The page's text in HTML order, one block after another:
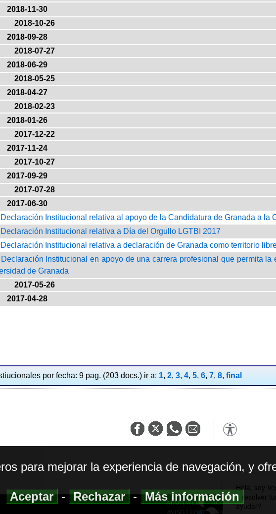
2018-11-30
2018-10-26
2018-09-28
2018-07-27
2018-06-29
2018-05-25
2018-04-27
2018-02-23
2018-01-26
2017-12-22
2017-11-24
2017-10-27
2017-09-29
2017-07-28
2017-06-30
Institucional relativa al apoyo de la Candidatura de Granada a la
Institucional relativa a Día del Orgullo LGTBI 2017
Institucional relativa a declaración de Granada como territorio
Institucional en apoyo de una carrera profesional que permita
de Granada
2017-05-26
2017-04-28
por fecha: 9 pag. (203 docs.) ir a: 1, 2, 3, 4, 5, 6, 7, 8, final
MAPA WEB|ACCESIBILIDAD
AVISO LEGAL| POLITICA DE
para mejorar la experiencia de navegación, y
Aceptar-Rechazar-Más información